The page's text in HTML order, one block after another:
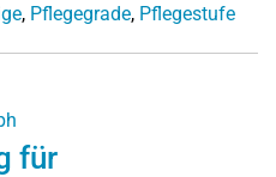
, Pflegegrade, Pflegestufe
für